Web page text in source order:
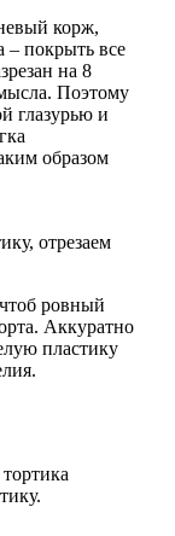
корж,
– покрыть все
на 8
Поэтому
глазурью и
образом
отрезаем
ровный
Аккуратно
пластику